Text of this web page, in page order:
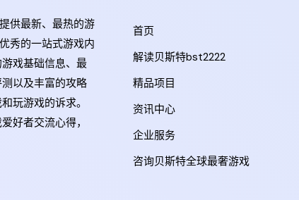
供最新、最热的游
秀的一站式游戏内
戏基础信息、最
以及丰富的攻略
玩游戏的诉求。
好者交流心得，
首页
解读贝斯特bst2222
精品项目
资讯中心
企业服务
咨询贝斯特全球最奢游戏